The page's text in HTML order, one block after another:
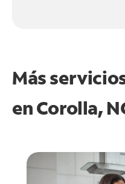
Más
enCorolla,